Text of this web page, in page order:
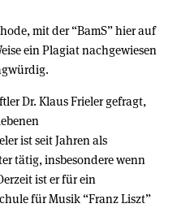
mit der “BamS” hier auf
ein Plagiat nachgewiesen
Dr. Klaus Frieler gefragt,
ist seit Jahren als
tätig, insbesondere wenn
ist er für ein
für Musik “Franz Liszt”